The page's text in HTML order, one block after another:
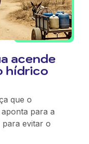
acende
hídrico
que o
para a
para evitar o